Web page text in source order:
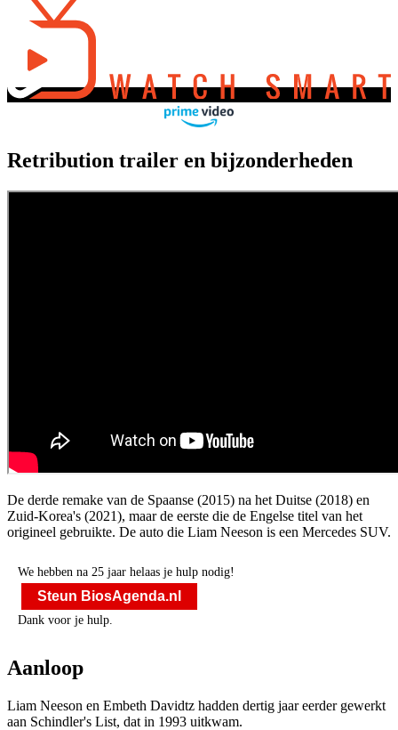
Retribution trailer en bijzonderheden
De derde remake van de Spaanse (2015) na het Duitse (2018) en
Zuid-Korea's (2021), maar de eerste die de Engelse titel van het
origineel gebruikte. De auto die Liam Neeson is een Mercedes SUV.
We hebben na 25 jaar helaas je hulp nodig!
Steun BiosAgenda.nl
Dank voor je hulp.
Aanloop
Liam Neeson en Embeth Davidtz hadden dertig jaar eerder gewerkt
aan Schindler's List, dat in 1993 uitkwam.